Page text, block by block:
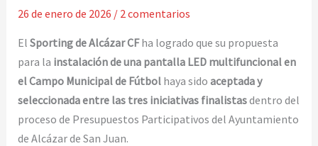
26 de enero de 2026 / 2 comentarios
El Sporting de Alcázar CFha logrado que su propuesta
para la instalación de una pantalla LED multifuncional en
el Campo Municipal de Fútbolhaya sido aceptada y
seleccionada entre las tres iniciativas finalistasdentro del
proceso de Presupuestos Participativos del Ayuntamiento
de Alcázar de San Juan.